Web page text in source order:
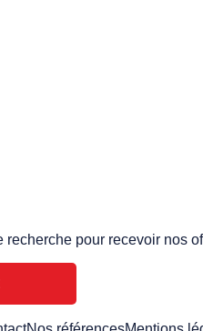
pour recevoir nos